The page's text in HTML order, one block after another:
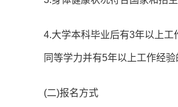
4.大学本科毕业后有3年以上
同等学力并有5年以上工作经
(二)报名方式